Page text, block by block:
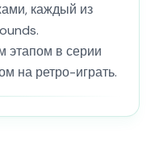
каждый из
этапом в серии
на ретро-играть.